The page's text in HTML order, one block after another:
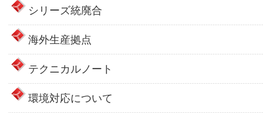
シリーズ統廃合
海外生産拠点
テクニカルノート
環境対応について